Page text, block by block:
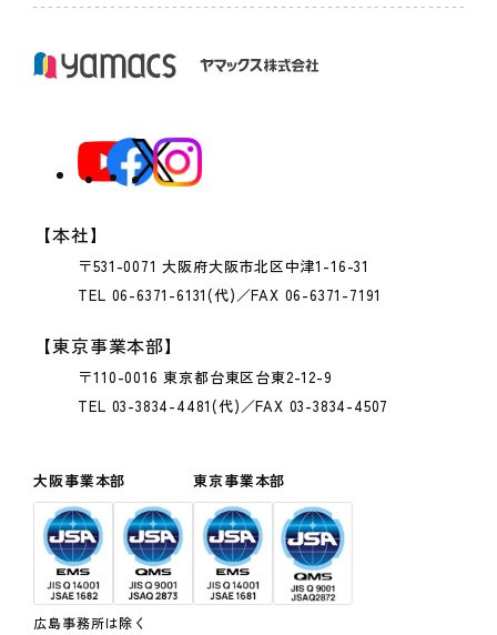
【本社】
〒531-0071 大阪府大阪市北区中津1-16-31
TEL 06-6371-6131(代)／FAX 06-6371-7191
【東京事業本部】
〒110-0016 東京都台東区台東2-12-9
TEL 03-3834-4481(代)／FAX 03-3834-4507
大阪事業本部
広島事務所は除く
東京事業本部